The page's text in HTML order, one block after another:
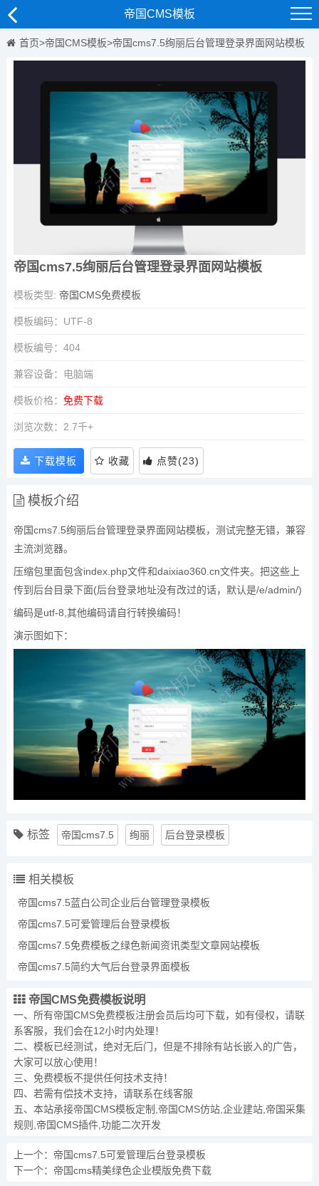
帝国CMS模板
首页>帝国CMS模板>帝国cms7.5绚丽后台管理登录界面网站模板
帝国cms7.5绚丽后台管理登录界面网站模板
模板类型: 帝国CMS免费模板
模板编码：UTF-8
模板编号：404
兼容设备：电脑端
模板价格： 免费下载
浏览次数：2.7千+
下载模板 收藏 点赞(23)
模板介绍
帝国cms7.5绚丽后台管理登录界面网站模板，测试完整无错，兼容
主流浏览器。
压缩包里面包含index.php文件和daixiao360.cn文件夹。把这些上
传到后台目录下面(后台登录地址没有改过的话，默认是/e/admin/)
编码是utf-8,其他编码请自行转换编码！
演示图如下：
标签 帝国cms7.5 绚丽 后台登录模板
相关模板
帝国cms7.5蓝白公司企业后台管理登录模板
帝国cms7.5可爱管理后台登录模板
帝国cms7.5免费模板之绿色新闻资讯类型文章网站模板
帝国cms7.5简约大气后台登录界面模板
帝国CMS免费模板说明
一、所有帝国CMS免费模板注册会员后均可下载，如有侵权，请联
系客服，我们会在12小时内处理！
二、模板已经测试，绝对无后门，但是不排除有站长嵌入的广告，
大家可以放心使用！
三、免费模板不提供任何技术支持！
四、若需有偿技术支持，请联系在线客服
五、本站承接帝国CMS模板定制,帝国CMS仿站,企业建站,帝国采集
规则,帝国CMS插件,功能二次开发
上一个： 帝国cms7.5可爱管理后台登录模板
下一个： 帝国cms精美绿色企业模版免费下载